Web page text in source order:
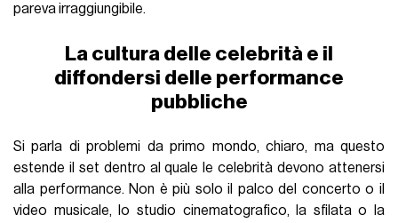
pareva irraggiungibile.
La cultura delle celebrità e il
diffondersi delle performance
pubbliche
Si parla di problemi da primo mondo, chiaro, ma questo
estende il set dentro al quale le celebrità devono attenersi
alla performance. Non è più solo il palco del concerto o il
video musicale, lo studio cinematografico, la sfilata o la